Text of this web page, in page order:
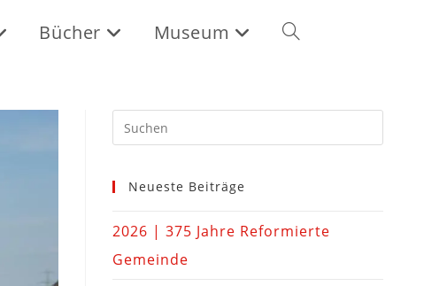
Bücher Museum
Neueste Beiträge
2026 | 375 Jahre Reformierte
Gemeinde